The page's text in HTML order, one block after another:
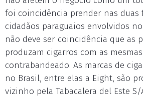
foi coincidência prender nas duas
cidadãos paraguaios envolvidos
não deve ser coincidência que as
produzam cigarros com as
contrabandeado. As marcas de
no Brasil, entre elas a Eight, são
vizinho pela Tabacalera del Este S/